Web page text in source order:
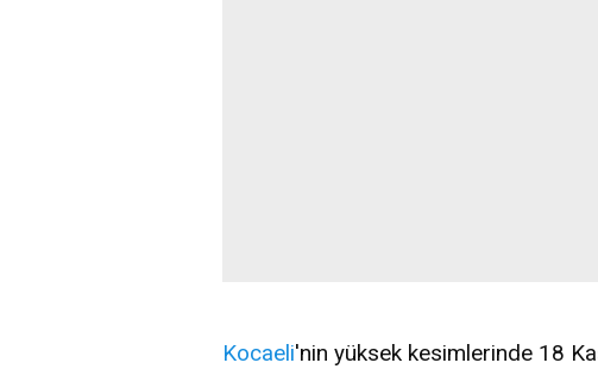
Kocaeli'nin yüksek kesimlerinde 18